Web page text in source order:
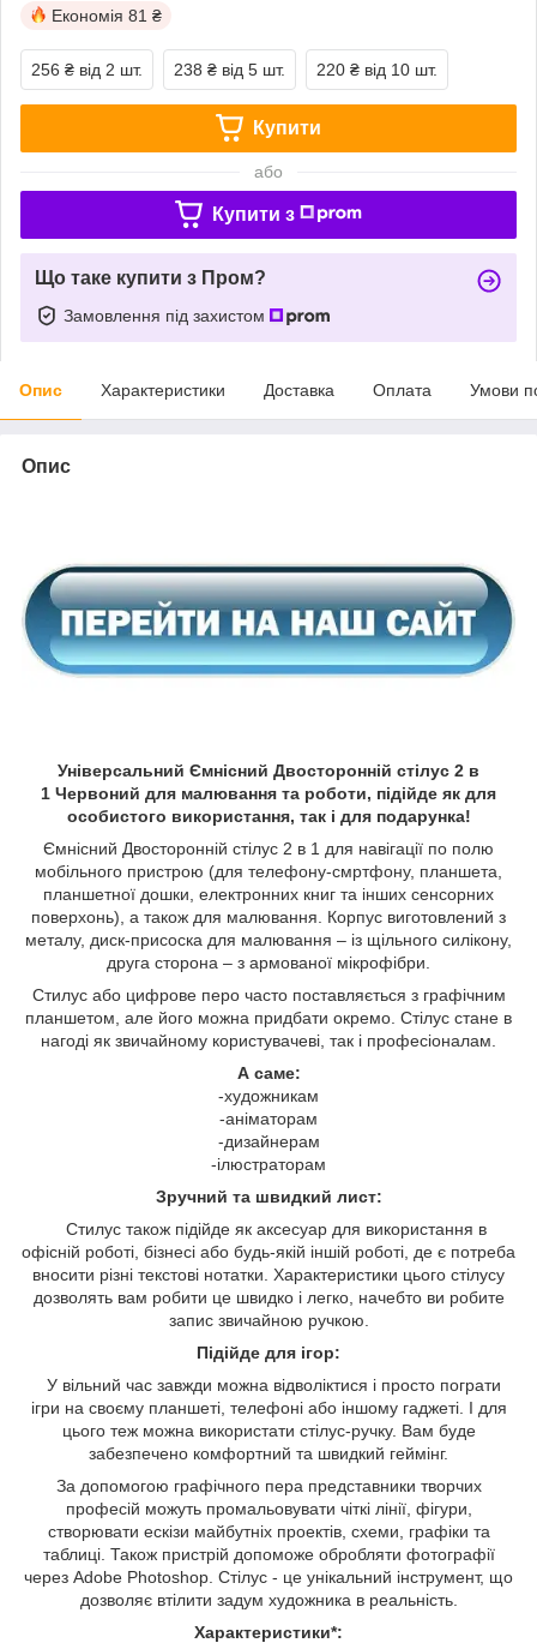
Економія 81 ₴
256 ₴ від 2 шт. 238 ₴ від 5 шт. 220 ₴ від 10 шт.
Купити
або
Купити з
Що таке купити з Пром?
Замовлення під захистом
Опис Характеристики Доставка Оплата Умови
Опис
Універсальний Ємнісний Двосторонній стілус 2 в
1 Червоний для малювання та роботи, підійде як для
особистого використання, так і для подарунка!
Ємнісний Двосторонній стілус 2 в 1 для навігації по полю
мобільного пристрою (для телефону-смртфону, планшета,
планшетної дошки, електронних книг та інших сенсорних
поверхонь), а також для малювання. Корпус виготовлений з
металу, диск-присоска для малювання – із щільного силікону,
друга сторона – з армованої мікрофібри.
Стилус або цифрове перо часто поставляється з графічним
планшетом, але його можна придбати окремо. Стілус стане в
нагоді як звичайному користувачеві, так і професіоналам.
А саме:
-художникам
-аніматорам
-дизайнерам
-ілюстраторам
Зручний та швидкий лист:
Стилус також підійде як аксесуар для використання в
офісній роботі, бізнесі або будь-якій іншій роботі, де є потреба
вносити різні текстові нотатки. Характеристики цього стілусу
дозволять вам робити це швидко і легко, начебто ви робите
запис звичайною ручкою.
Підійде для ігор:
У вільний час завжди можна відволіктися і просто пограти
ігри на своєму планшеті, телефоні або іншому гаджеті. І для
цього теж можна використати стілус-ручку. Вам буде
забезпечено комфортний та швидкий геймінг.
За допомогою графічного пера представники творчих
професій можуть промальовувати чіткі лінії, фігури,
створювати ескізи майбутніх проектів, схеми, графіки та
таблиці. Також пристрій допоможе обробляти фотографії
через Adobe Photoshop. Стілус - це унікальний інструмент, що
дозволяє втілити задум художника в реальність.
Характеристики*: